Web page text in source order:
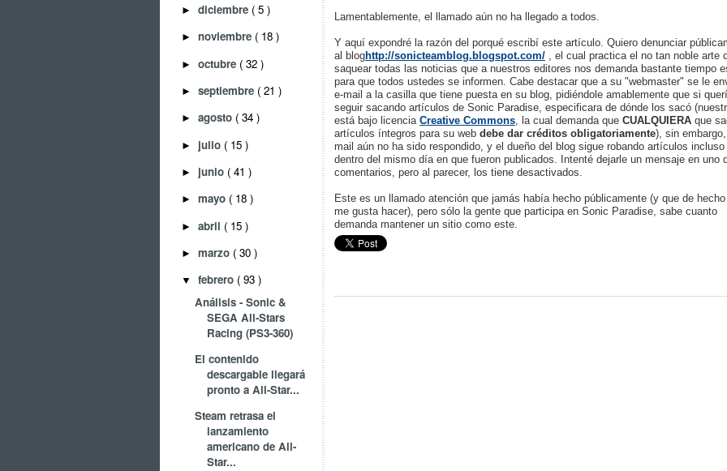
► diciembre ( 5 )
► noviembre ( 18 )
► octubre ( 32 )
► septiembre ( 21 )
► agosto ( 34 )
► julio ( 15 )
► junio ( 41 )
► mayo ( 18 )
► abril ( 15 )
► marzo ( 30 )
▼ febrero ( 93 )
Análisis - Sonic &
SEGA All-Stars
Racing (PS3-360)
El contenido
descargable llegará
pronto a All-Star...
Steam retrasa el
lanzamiento
americano de All-
Star...
Lamentablemente, el llamado aún no ha llegado a todos.
Y aquí expondré la razón del porqué escribí este artículo. Quiero denunciar
al bloghttp://sonicteamblog.blogspot.com/ , el cual practica el no tan noble arte
saquear todas las noticias que a nuestros editores nos demanda bastante tiempo
para que todos ustedes se informen. Cabe destacar que a su "webmaster" se le
e-mail a la casilla que tiene puesta en su blog, pidiéndole amablemente que si
seguir sacando artículos de Sonic Paradise, especificara de dónde los sacó
está bajo licencia Creative Commons, la cual demanda que CUALQUIERA que
artículos íntegros para su web debe dar créditos obligatoriamente), sin embargo,
mail aún no ha sido respondido, y el dueño del blog sigue robando artículos incluso
dentro del mismo día en que fueron publicados. Intenté dejarle un mensaje en uno
comentarios, pero al parecer, los tiene desactivados.
Este es un llamado atención que jamás había hecho públicamente (y que de
me gusta hacer), pero sólo la gente que participa en Sonic Paradise, sabe cuanto
demanda mantener un sitio como este.